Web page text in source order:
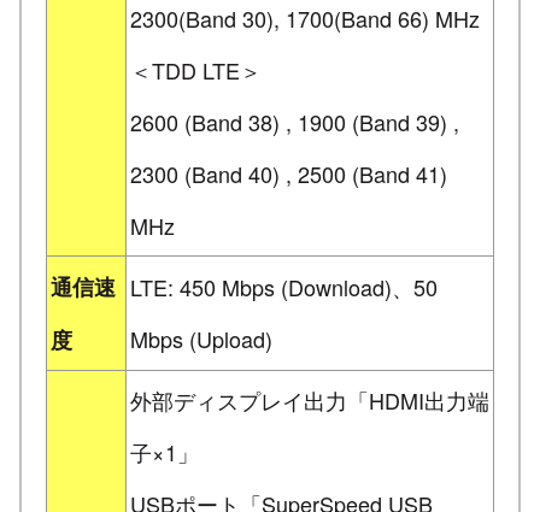
2300(Band 30), 1700(Band 66) MHz
＜TDD LTE＞
2600 (Band 38) , 1900 (Band 39) ,
2300 (Band 40) , 2500 (Band 41)
MHz
通信速
度
LTE: 450 Mbps (Download)、50
Mbps (Upload)
外部ディスプレイ出力「HDMI出力端
子×1」
USBポート「SuperSpeed USB